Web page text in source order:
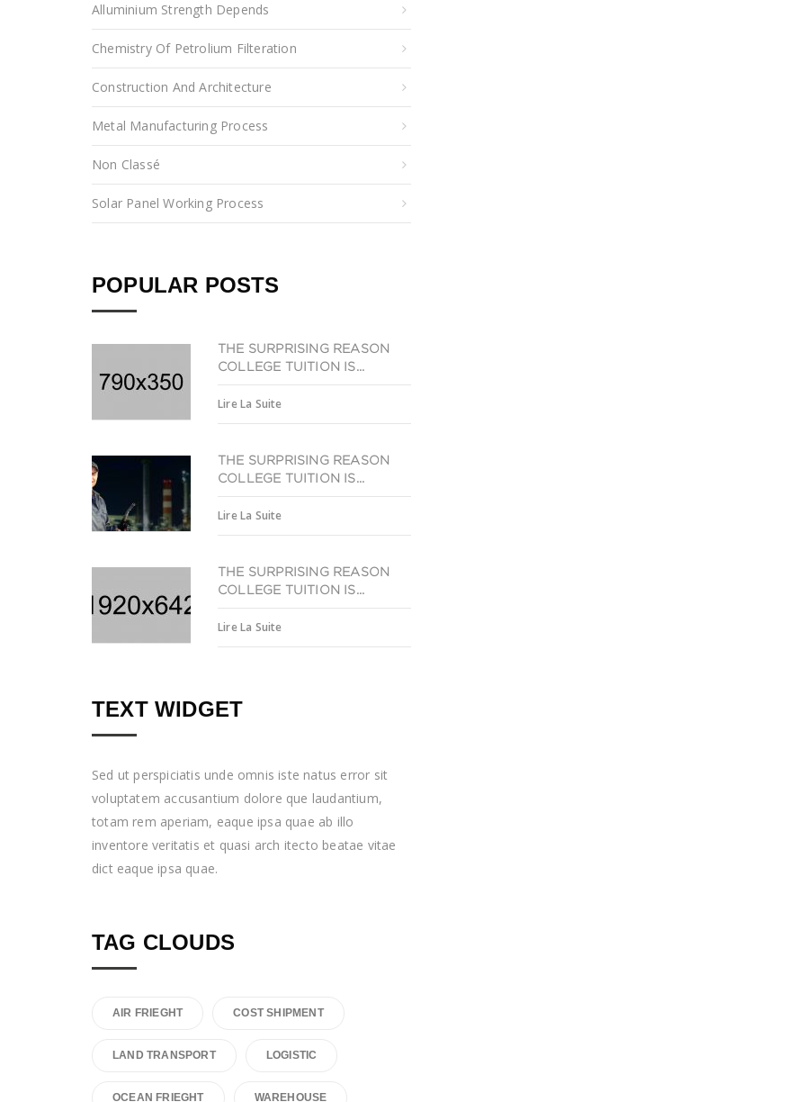
Alluminium Strength Depends
Chemistry Of Petrolium Filteration
Construction And Architecture
Metal Manufacturing Process
Non Classé
Solar Panel Working Process
POPULAR POSTS
THE SURPRISING REASON
COLLEGE TUITION IS...
Lire La Suite
THE SURPRISING REASON
COLLEGE TUITION IS...
Lire La Suite
THE SURPRISING REASON
COLLEGE TUITION IS...
Lire La Suite
TEXT WIDGET
Sed ut perspiciatis unde omnis iste natus error sit
voluptatem accusantium dolore que laudantium,
totam rem aperiam, eaque ipsa quae ab illo
inventore veritatis et quasi arch itecto beatae vitae
dict eaque ipsa quae.
TAG CLOUDS
AIR FRIEGHT COST SHIPMENT
LAND TRANSPORT LOGISTIC
OCEAN FRIEGHT WAREHOUSE